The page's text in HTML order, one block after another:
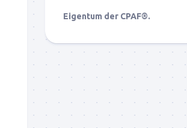
Eigentum der CPAF®.